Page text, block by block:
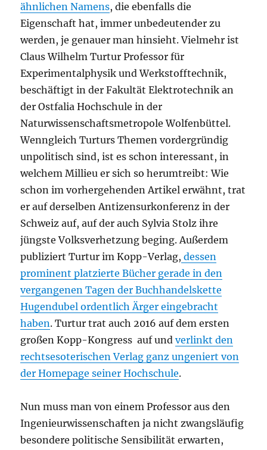
ähnlichen Namens, die ebenfalls die
Eigenschaft hat, immer unbedeutender zu
werden, je genauer man hinsieht. Vielmehr ist
Claus Wilhelm Turtur Professor für
Experimentalphysik und Werkstofftechnik,
beschäftigt in der Fakultät Elektrotechnik an
der Ostfalia Hochschule in der
Naturwissenschaftsmetropole Wolfenbüttel.
Wenngleich Turturs Themen vordergründig
unpolitisch sind, ist es schon interessant, in
welchem Millieu er sich so herumtreibt: Wie
schon im vorhergehenden Artikel erwähnt, trat
er auf derselben Antizensurkonferenz in der
Schweiz auf, auf der auch Sylvia Stolz ihre
jüngste Volksverhetzung beging. Außerdem
publiziert Turtur im Kopp-Verlag, dessen
prominent platzierte Bücher gerade in den
vergangenen Tagen der Buchhandelskette
Hugendubel ordentlich Ärger eingebracht
haben. Turtur trat auch 2016 auf dem ersten
großen Kopp-Kongress auf undverlinkt den
rechtsesoterischen Verlag ganz ungeniert von
der Homepage seiner Hochschule.
Nun muss man von einem Professor aus den
Ingenieurwissenschaften ja nicht zwangsläufig
besondere politische Sensibilität erwarten,